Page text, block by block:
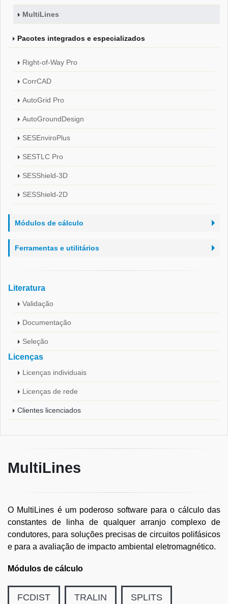
MultiLines
Pacotes integrados e especializados
Right-of-Way Pro
CorrCAD
AutoGrid Pro
AutoGroundDesign
SESEnviroPlus
SESTLC Pro
SESShield-3D
SESShield-2D
Módulos de cálculo
Ferramentas e utilitários
Literatura
Validação
Documentação
Seleção
Licenças
Licenças individuais
Licenças de rede
Clientes licenciados
MultiLines
O MultiLines é um poderoso software para o cálculo das
constantes de linha de qualquer arranjo complexo de
condutores, para soluções precisas de circuitos polifásicos
e para a avaliação de impacto ambiental eletromagnético.
Módulos de cálculo
FCDIST TRALIN SPLITS